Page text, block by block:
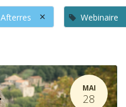
Afterres × Webinaire
MAI
28